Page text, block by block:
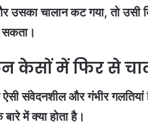
उसका चालान कट गया, तो
सकता।
केसों में फिर से
संवेदनशील और गंभीर
में क्या होता है।